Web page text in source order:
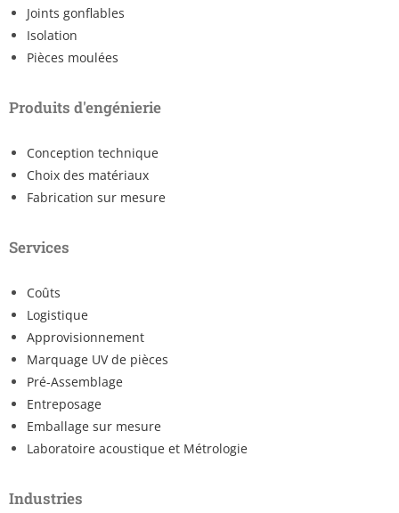
Joints gonflables
Isolation
Pièces moulées
Produits d'engénierie
Conception technique
Choix des matériaux
Fabrication sur mesure
Services
Coûts
Logistique
Approvisionnement
Marquage UV de pièces
Pré-Assemblage
Entreposage
Emballage sur mesure
Laboratoire acoustique et Métrologie
Industries